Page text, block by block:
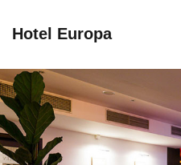
Hotel Europa